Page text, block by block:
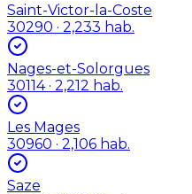
Saint-Victor-la-Coste
30290 · 2,233 hab.
Nages-et-Solorgues
30114· 2,212 hab.
Les Mages
30960 · 2,106 hab.
Saze